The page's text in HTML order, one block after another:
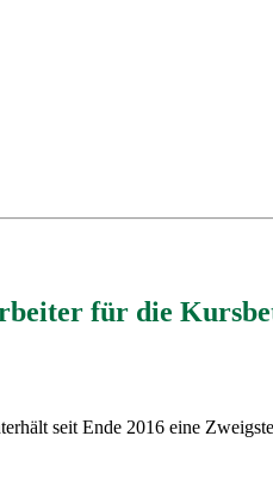
für die
seit Ende 2016 eine